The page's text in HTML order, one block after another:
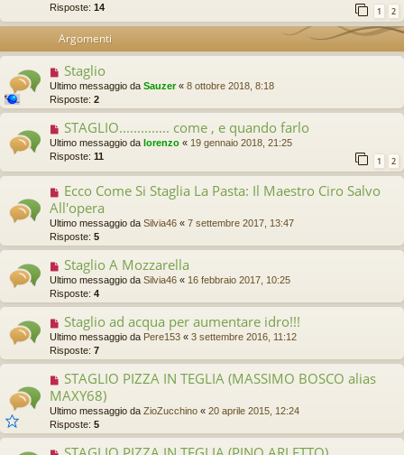
Risposte: 14 1 2
Argomenti
Staglio
Ultimo messaggio da Sauzer« 8 ottobre 2018, 8:18
Risposte: 2
STAGLIO.............. come , e quando farlo
Ultimo messaggio da lorenzo « 19 gennaio 2018, 21:25
Risposte: 11 1 2
Ecco Come Si Staglia La Pasta: Il Maestro Ciro Salvo
All'opera
Ultimo messaggio da Silvia46 « 7 settembre 2017, 13:47
Risposte: 5
Staglio A Mozzarella
Ultimo messaggio da Silvia46 « 16 febbraio 2017, 10:25
Risposte: 4
Staglio ad acqua per aumentare idro!!!
Ultimo messaggio da Pere153 « 3 settembre 2016, 11:12
Risposte: 7
STAGLIO PIZZA IN TEGLIA (MASSIMO BOSCO alias
MAXY68)
Ultimo messaggio da ZioZucchino « 20 aprile 2015, 12:24
Risposte: 5